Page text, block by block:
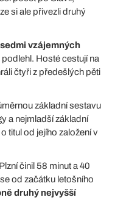
si ale přivezli druhý
vzájemných
Hosté cestují na
čtyři z předešlých pěti
základní sestavu
a nejmladší základní
titul od jejího založení v
činil 58 minut a 40
od začátku letošního
druhý nejvyšší